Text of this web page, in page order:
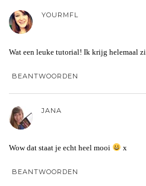
YOURMFL
Wat een leuke tutorial! Ik krijg helemaal
BEANTWOORDEN
JANA
Wow dat staat je echt heel mooi x
BEANTWOORDEN